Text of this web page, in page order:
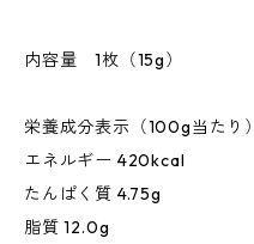
内容量 1枚（15g）
栄養成分表示（100g当たり）
エネルギー 420kcal
たんぱく質 4.75g
脂質 12.0g